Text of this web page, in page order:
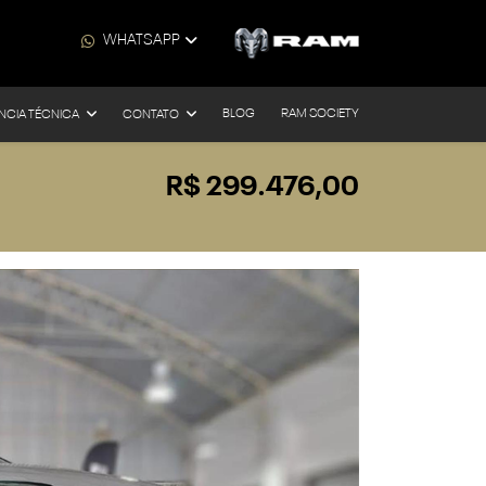
WHATSAPP
TÉCNICA CONTATO BLOG RAM SOCIETY
R$ 299.476,00